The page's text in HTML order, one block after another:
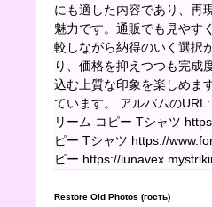
にも適した内容であり、再
魅力です。通販でも見やす
較しながら納得のいく選択
り、価格を抑えつつも完成
込む上質な印象を楽しめま
ています。 アルバムの
リーム コピー Tシャツ
ピー Tシャツ https://
ピー https://
Restore Old Photos (гость)